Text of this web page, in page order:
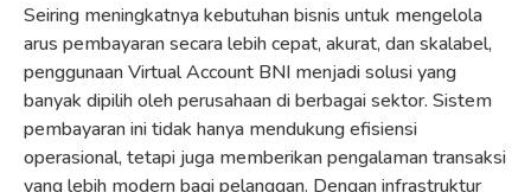
Seiring meningkatnya kebutuhan bisnis untuk mengelola
arus pembayaran secara lebih cepat, akurat, dan skalabel,
penggunaan Virtual Account BNI menjadi solusi yang
banyak dipilih oleh perusahaan di berbagai sektor. Sistem
pembayaran ini tidak hanya mendukung efisiensi
operasional, tetapi juga memberikan pengalaman transaksi
yang lebih modern bagi pelanggan. Dengan infrastruktur